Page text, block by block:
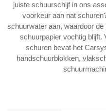
juiste schuurschijf in ons
voorkeur aan nat
schuurwater aan, waardoor
schuurpapier vochtig blijft.
schuren bevat het
handschuurblokken,